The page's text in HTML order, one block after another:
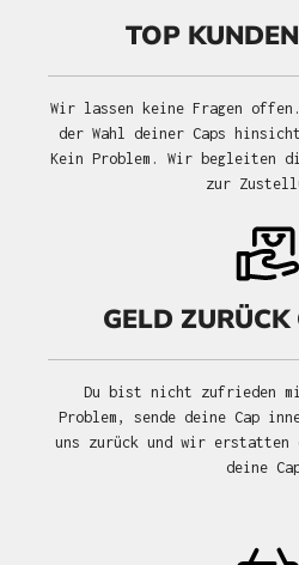
TOP
Wir lassen keine Fragen
der Wahl deiner Caps
Kein Problem. Wir begleiten
zur
GELD
Du bist nicht zufrieden
Problem, sende deine Cap
uns zurück und wir
deine